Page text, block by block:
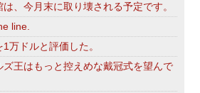
、今月末に取り壊される予定です。
line.
万ドルと評価した。
王はもっと控えめな戴冠式を望んで